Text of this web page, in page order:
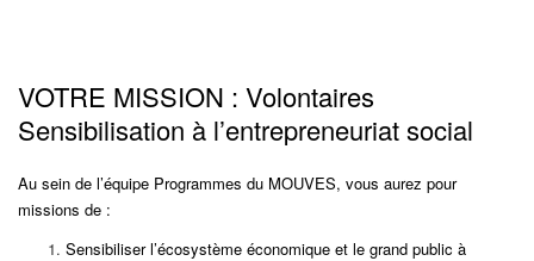
VOTRE MISSION : Volontaires
Sensibilisation à l’entrepreneuriat social
Au sein de l’équipe Programmes du MOUVES, vous aurez pour
missions de :
Sensibiliser l’écosystème économique et le grand public à